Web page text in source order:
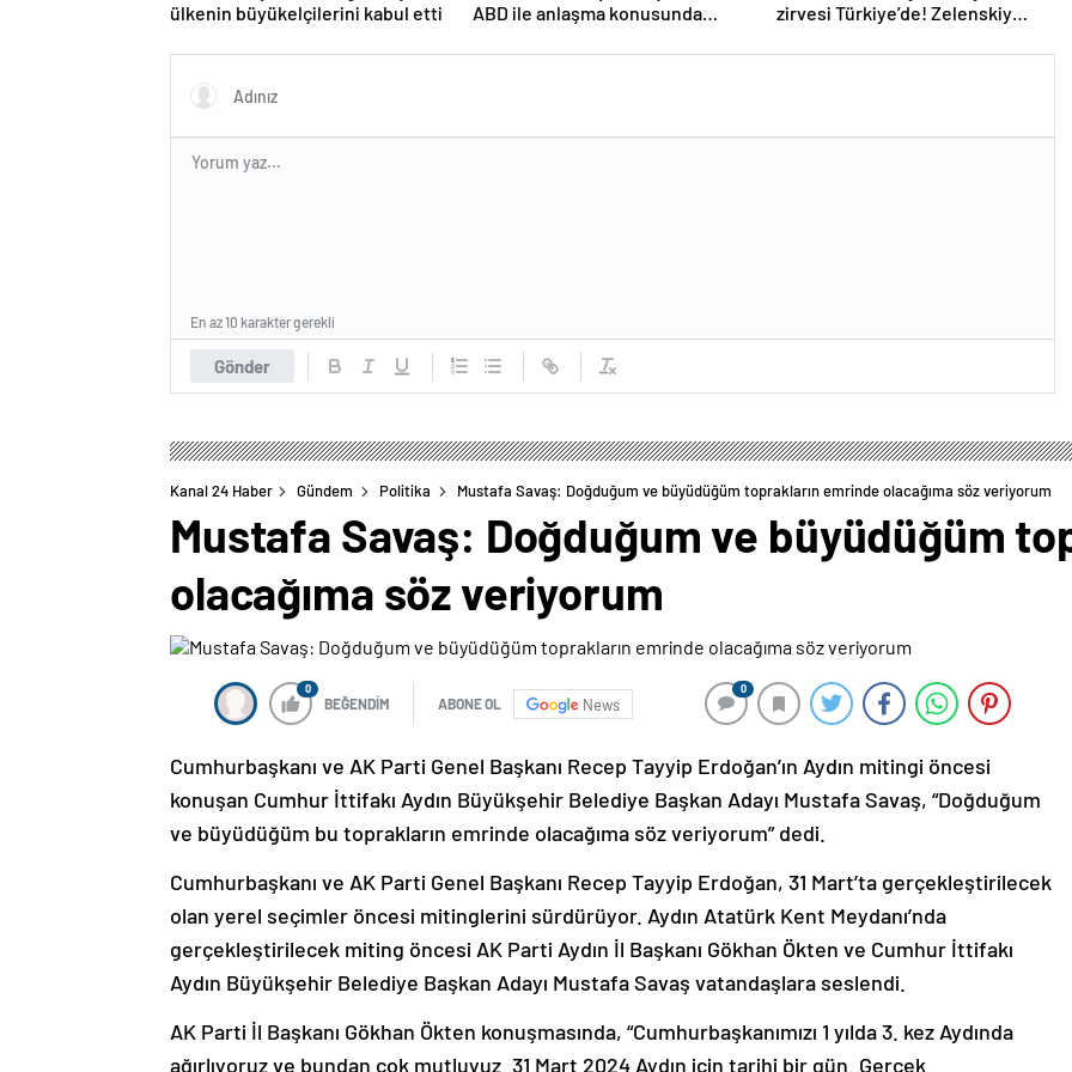
ülkenin büyükelçilerini kabul etti
ABD ile anlaşma konusunda
zirvesi Türkiye’de! Zelenskiy
Gözler perşembe gününe çevrildi
Gönder
En az 10 karakter gerekli
Kanal 24 Haber Gündem Politika Mustafa Savaş: Doğduğum ve büyüdüğüm toprakların emrinde olacağıma söz veriyorum
Mustafa Savaş: Doğduğum ve büyüdüğüm
olacağıma söz veriyorum
0
BEĞENDİM ABONE OL News
0
Cumhurbaşkanı ve AK Parti Genel Başkanı Recep Tayyip Erdoğan’ın Aydın mitingi öncesi
konuşan Cumhur İttifakı Aydın Büyükşehir Belediye Başkan Adayı Mustafa Savaş, “Doğduğum
ve büyüdüğüm bu toprakların emrinde olacağıma söz veriyorum” dedi.
Cumhurbaşkanı ve AK Parti Genel Başkanı Recep Tayyip Erdoğan, 31 Mart’ta gerçekleştirilecek
olan yerel seçimler öncesi mitinglerini sürdürüyor. Aydın Atatürk Kent Meydanı’nda
gerçekleştirilecek miting öncesi AK Parti Aydın İl Başkanı Gökhan Ökten ve Cumhur İttifakı
Aydın Büyükşehir Belediye Başkan Adayı Mustafa Savaş vatandaşlara seslendi.
AK Parti İl Başkanı Gökhan Ökten konuşmasında, “Cumhurbaşkanımızı 1 yılda 3. kez Aydında
ağırlıyoruz ve bundan çok mutluyuz. 31 Mart 2024 Aydın için tarihi bir gün. Gerçek